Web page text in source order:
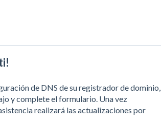
de DNS de su registrador de dominio,
y complete el formulario. Una vez
realizará las actualizaciones por